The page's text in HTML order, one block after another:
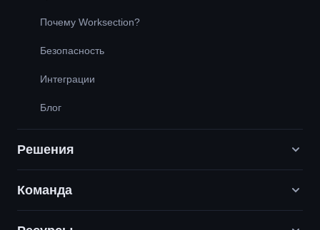
Почему Worksection?
Безопасность
Интеграции
Блог
Решения
Digital-маркетинговые агентства
Команда